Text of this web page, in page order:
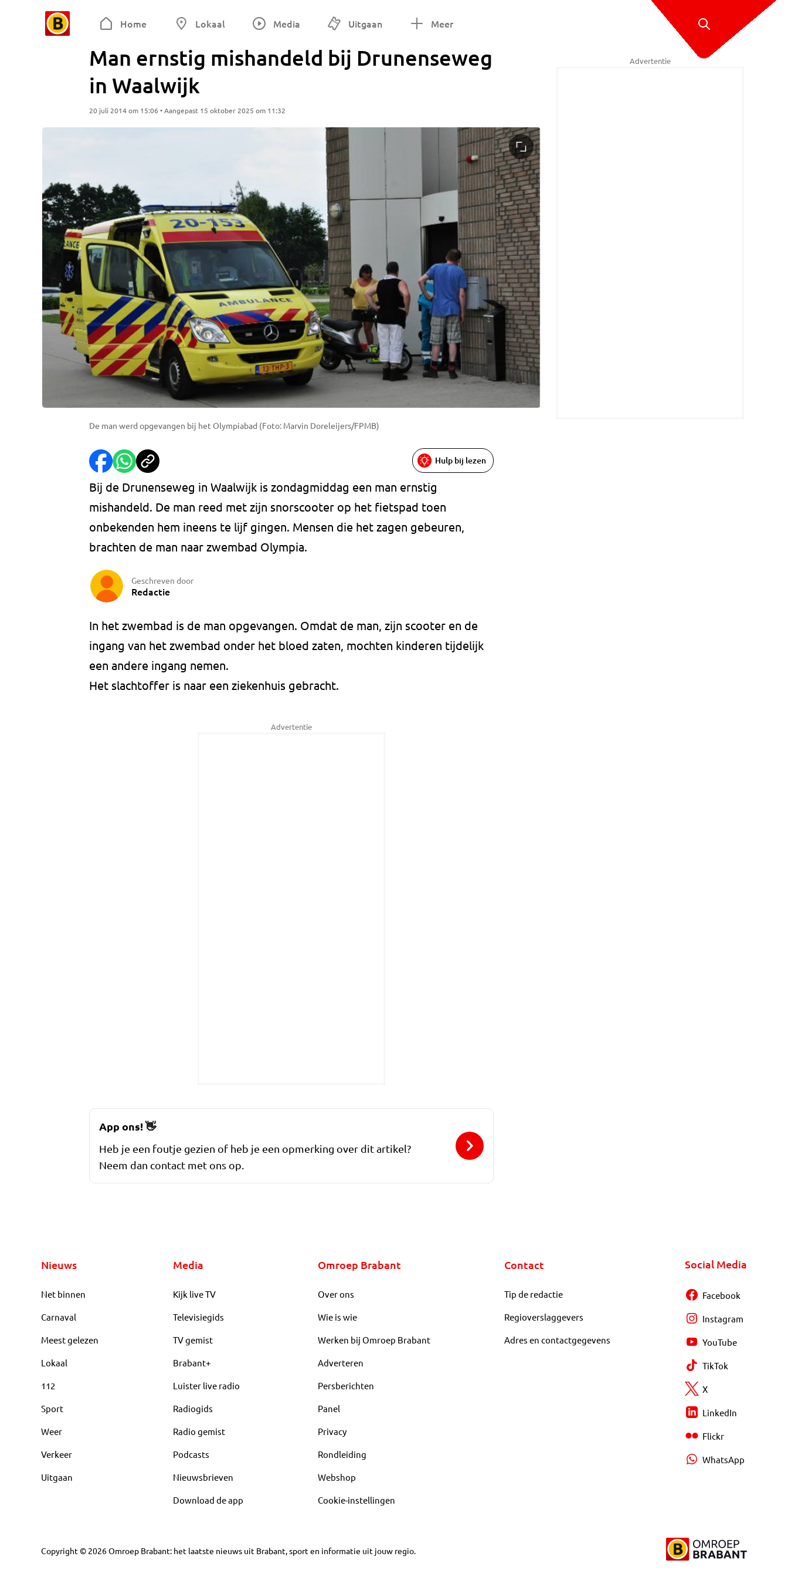
Home Lokaal Media Uitgaan Meer
Man ernstig mishandeld bij Drunenseweg
in Waalwijk
20 juli 2014 om 15:06 • Aangepast 15 oktober 2025 om 11:32
De man werd opgevangen bij het Olympiabad (Foto: Marvin Doreleijers/FPMB)
Hulp bij lezen
Bij de Drunenseweg in Waalwijk is zondagmiddag een man ernstig
mishandeld. De man reed met zijn snorscooter op het fietspad toen
onbekenden hem ineens te lijf gingen. Mensen die het zagen gebeuren,
brachten de man naar zwembad Olympia.
Geschreven door
Redactie
In het zwembad is de man opgevangen. Omdat de man, zijn scooter en de
ingang van het zwembad onder het bloed zaten, mochten kinderen tijdelijk
een andere ingang nemen.
Het slachtoffer is naar een ziekenhuis gebracht.
Advertentie
Advertentie
App ons!👋
Heb je een foutje gezien of heb je een opmerking over dit artikel?
Neem dan contact met ons op.
Nieuws
Net binnen
Carnaval
Meest gelezen
Lokaal
112
Sport
Weer
Verkeer
Uitgaan
Media
Kijk live TV
Televisiegids
TV gemist
Brabant+
Luister live radio
Radiogids
Radio gemist
Podcasts
Nieuwsbrieven
Download de app
Omroep Brabant
Over ons
Wie is wie
Werken bij Omroep Brabant
Adverteren
Persberichten
Panel
Privacy
Rondleiding
Webshop
Cookie-instellingen
Contact
Tip de redactie
Regioverslaggevers
Adres en contactgegevens
Social Media
Facebook
Instagram
YouTube
TikTok
X
LinkedIn
Flickr
WhatsApp
Copyright © 2026Omroep Brabant: het laatste nieuws uit Brabant, sport en informatie uit jouw regio.